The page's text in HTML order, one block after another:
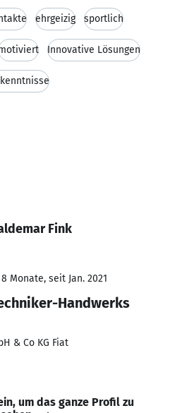
ehrgeizig sportlich
Innovative Lösungen
Fink
Monate, seit Jan. 2021
Handwerks
& Co KG Fiat
um das ganze Profil zu